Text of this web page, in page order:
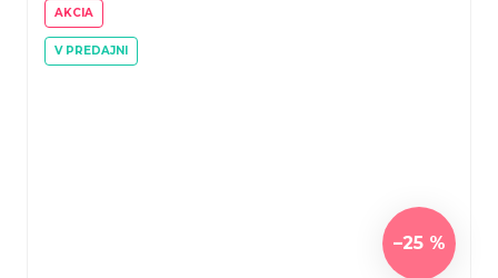
AKCIA
V PREDAJNI
–25 %